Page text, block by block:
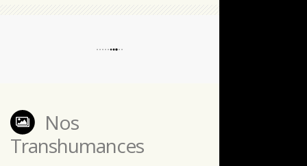
Nos
Transhumances